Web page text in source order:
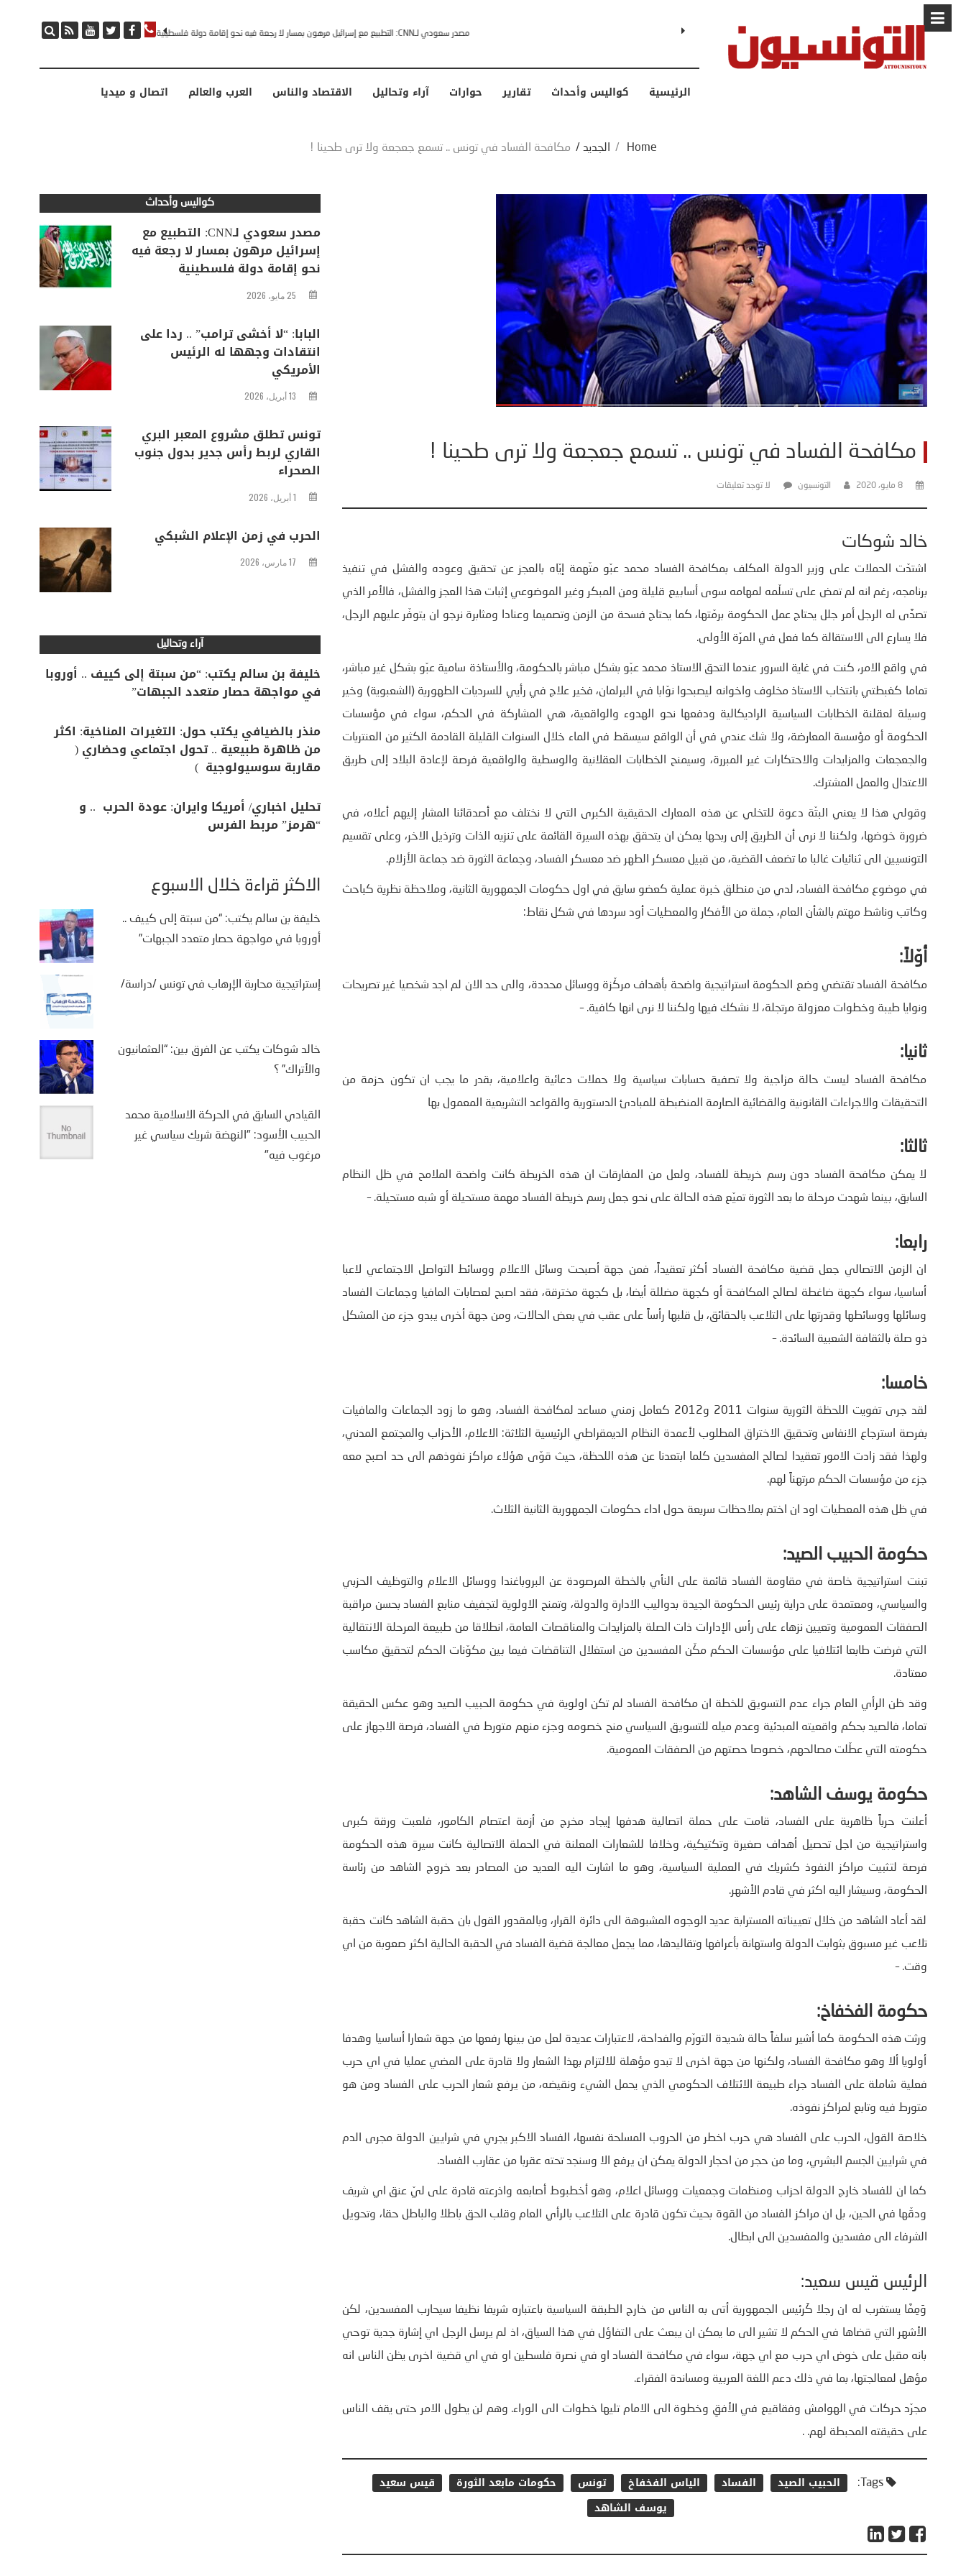
مصدر سعودي لـCNN: التطبيع مع إسرائيل مرهون بمسار لا رجعة فيه نحو إقامة دولة فلسطينية البابا: “لا أخشى ترامب” .. ردا على انتقادات وجهها له الرئيس الأمريكي
الرئيسية كواليس وأحداث تقارير حوارات آراء وتحاليل الاقتصاد والناس العرب والعالم اتصال و ميديا
Home
/ الجديد / مكافحة الفساد في تونس .. تسمع جعجعة ولا ترى طحينا !
مكافحة الفساد في تونس .. تسمع جعجعة ولا ترى طحينا !
8 مايو، 2020 التونسيون لا توجد تعليقات
خالد شوكات
اشتدّت الحملات على وزير الدولة المكلف بمكافحة الفساد محمد عبّو متّهمة إيّاه بالعجز عن تحقيق وعوده والفشل في تنفيذ
برنامجه، رغم انه لم تمض على تسلّمه لمهامه سوى أسابيع قليلة ومن المبكر وغير الموضوعي إثبات هذا العجز والفشل، فالأمر الذي
تصدَّى له الرجل أمر جلل يحتاج عمل الحكومة برمّتها، كما يحتاج فسحة من الزمن وتصميما وعنادا ومثابرة نرجو ان يتوفّر عليهم الرجل،
فلا يسارع الى الاستقالة كما فعل في المرّة الأولى.
في واقع الامر، كنت في غاية السرور عندما التحق الاستاذ محمد عبّو بشكل مباشر بالحكومة، والأستاذة سامية عبّو بشكل غير مباشر،
تماما كغبطتي بانتخاب الاستاذ مخلوف واخوانه ليصبحوا نوّابا في البرلمان، فخير علاج في رأيي للسرديات الطهورية (الشعبوية) وخير
وسيلة لعقلنة الخطابات السياسية الراديكالية ودفعها نحو الهدوء والواقعية، هي المشاركة في الحكم، سواء في مؤسسات
الحكومة أو مؤسسة المعارضة، ولا شك عندي في أن الواقع سيسقط في الماء خلال السنوات القليلة القادمة الكثير من العنتريات
والجعجعات والمزايدات والاحتكارات غير المبررة، وسيمنح الخطابات العقلانية والوسطية والواقعية فرصة لإعادة البلاد إلى طريق
الاعتدال والعمل المشترك.
وقولي هذا لا يعني البتّة دعوة للتخلي عن هذه المعارك الحقيقية الكبرى التي لا نختلف مع أصدقائنا المشار إليهم أعلاه، في
ضرورة خوضها، ولكننا لا نرى أن الطريق إلى ربحها يمكن ان يتحقق بهذه السيرة القائمة على تنزيه الذات وترذيل الاخر، وعلى تقسيم
التونسيين الى ثنائيات غالبا ما تضعف القضية، من قبيل معسكر الطهر ضد معسكر الفساد، وجماعة الثورة ضد جماعة الأزلام.
في موضوع مكافحة الفساد، لدي من منطلق خبرة عملية كعضو سابق في اول حكومات الجمهورية الثانية، وملاحظة نظرية كباحث
وكاتب وناشط مهتم بالشأن العام، جملة من الأفكار والمعطيات أود سردها في شكل نقاط:
أوّلاً:
مكافحة الفساد تقتضي وضع الحكومة استراتيجية واضحة بأهداف مركّزة ووسائل محددة، والى حد الان لم اجد شخصيا غير تصريحات
ونوايا طيبة وخطوات معزولة مرتجلة، لا نشكك فيها ولكننا لا نرى انها كافية. –
ثانيا:
مكافحة الفساد ليست حالة مزاجية ولا تصفية حسابات سياسية ولا حملات دعائية واعلامية، بقدر ما يجب ان تكون حزمة من
التحقيقات والاجراءات القانونية والقضائية الصارمة المنضبطة للمبادئ الدستورية والقواعد التشريعية المعمول بها
ثالثا:
لا يمكن مكافحة الفساد دون رسم خريطة للفساد، ولعل من المفارقات ان هذه الخريطة كانت واضحة الملامح في ظل النظام
السابق، بينما شهدت مرحلة ما بعد الثورة تميّع هذه الحالة على نحو جعل رسم خريطة الفساد مهمة مستحيلة أو شبه مستحيلة. –
رابعا:
ان الزمن الاتصالي جعل قضية مكافحة الفساد أكثر تعقيداً، فمن جهة أصبحت وسائل الاعلام ووسائط التواصل الاجتماعي لاعبا
أساسيا، سواء كجهة ضاغطة لصالح المكافحة أو كجهة مضللة أيضا، بل كجهة مخترقة، فقد اصبح لعصابات المافيا وجماعات الفساد
وسائلها ووسائطها وقدرتها على التلاعب بالحقائق، بل قلبها رأساً على عقب في بعض الحالات، ومن جهة أخرى يبدو جزء من المشكل
ذو صلة بالثقافة الشعبية السائدة. –
خامسا:
لقد جرى تفويت اللحظة الثورية سنوات 2011 و2012 كعامل زمني مساعد لمكافحة الفساد، وهو ما زود الجماعات والمافيات
بفرصة استرجاع الانفاس وتحقيق الاختراق المطلوب لأعمدة النظام الديمقراطي الرئيسية الثلاثة: الاعلام، الأحزاب والمجتمع المدني،
ولهذا فقد زادت الامور تعقيدا لصالح المفسدين كلما ابتعدنا عن هذه اللحظة، حيث قوّى هؤلاء مراكز نفوذهم الى حد اصبح معه
جزء من مؤسسات الحكم مرتهناً لهم.
في ظل هذه المعطيات اود ان اختم بملاحظات سريعة حول اداء حكومات الجمهورية الثانية الثلاث.
حكومة الحبيب الصيد:
تبنت استراتيجية خاصة في مقاومة الفساد قائمة على النأي بالخطة المرصودة عن البروباغندا ووسائل الاعلام والتوظيف الحزبي
والسياسي، ومعتمدة على دراية رئيس الحكومة الجيدة بدواليب الادارة والدولة، وتمنح الاولوية لتجفيف منابع الفساد بحسن مراقبة
الصفقات العمومية وتعيين نزهاء على رأس الإدارات ذات الصلة بالمزايدات والمناقصات العامة، انطلاقا من طبيعة المرحلة الانتقالية
التي فرضت طابعا ائتلافيا على مؤسسات الحكم مكّن المفسدين من استغلال التناقضات فيما بين مكوّنات الحكم لتحقيق مكاسب
معتادة.
وقد ظن الرأي العام جراء عدم التسويق للخطة ان مكافحة الفساد لم تكن اولوية في حكومة الحبيب الصيد وهو عكس الحقيقة
تماما، فالصيد بحكم واقعيته المبدئية وعدم ميله للتسويق السياسي منح خصومه وجزء منهم متورط في الفساد، فرصة الاجهاز على
حكومته التي عطّلت مصالحهم، خصوصا حصتهم من الصفقات العمومية.
حكومة يوسف الشاهد:
أعلنت حرباً ظاهرية على الفساد، قامت على حملة اتصالية هدفها إيجاد مخرج من أزمة اعتصام الكامور، فلعبت ورقة كبرى
واستراتيجية من اجل تحصيل أهداف صغيرة وتكتيكية، وخلافا للشعارات المعلنة في الحملة الاتصالية كانت سيرة هذه الحكومة
فرصة لتثبيت مراكز النفوذ كشريك في العملية السياسية، وهو ما اشارت اليه العديد من المصادر بعد خروج الشاهد من رئاسة
الحكومة، وسيشار اليه اكثر في قادم الأشهر.
لقد أعاد الشاهد من خلال تعييناته المسترابة عديد الوجوه المشبوهة الى دائرة القرار، وبالمقدور القول بان حقبة الشاهد كانت حقبة
تلاعب غير مسبوق بثوابت الدولة واستهانة بأعرافها وتقاليدها، مما يجعل معالجة قضية الفساد في الحقبة الحالية اكثر صعوبة من اي
وقت. –
حكومة الفخفاخ:
ورثت هذه الحكومة كما أشير سلفاً حالة شديدة التورّم والفداحة، لاعتبارات عديدة لعل من بينها رفعها من جهة شعارا أساسيا وهدفا
أولويا ألا وهو مكافحة الفساد، ولكنها من جهة اخرى لا تبدو مؤهلة للالتزام بهذا الشعار ولا قادرة على المضي عمليا في اي حرب
فعلية شاملة على الفساد جراء طبيعة الائتلاف الحكومي الذي يحمل الشيء ونقيضه، من يرفع شعار الحرب على الفساد ومن هو
متورط فيه وتابع لمراكز نفوذه.
خلاصة القول، الحرب على الفساد هي حرب اخطر من الحروب المسلحة نفسها، الفساد الاكبر يجري في شرايين الدولة مجرى الدم
في شرايين الجسم البشري، وما من حجر من احجار الدولة يمكن ان يرفع الا وسنجد تحته عقربا من عقارب الفساد.
كما ان للفساد خارج الدولة احزاب ومنظمات وجمعيات ووسائل اعلام، وهو أخطبوط أصابعه واذرعته قادرة على ليّ عنق اي شريف
ودقّها في الحين، بل ان مراكز الفساد من القوة بحيث تكون قادرة على التلاعب بالرأي العام وقلب الحق باطلا والباطل حقا، وتحويل
الشرفاء الى مفسدين والمفسدين الى ابطال.
الرئيس قيس سعيد:
وَمِمَّا يستغرب له ان رجلا كَرئيس الجمهورية أتى به الناس من خارج الطبقة السياسية باعتباره شريفا نظيفا سيحارب المفسدين، لكن
الأشهر التي قضاها في الحكم لا تشير الى ما يمكن ان يبعث على التفاؤل في هذا السياق، اذ لم يرسل الرجل اي إشارة جدية توحي
بانه مقبل على خوض اي حرب مع اي جهة، سواء في مكافحة الفساد او في نصرة فلسطين او في اي قضية اخرى يظن الناس انه
مؤهل لمعالجتها، بما في ذلك دعم اللغة العربية ومساندة الفقراء.
مجرّد حركات في الهوامش وفقاقيع في الأفقِ وخطوة الى الامام تليها خطوات الى الوراء. وهم لن يطول الامر حتى يقف الناس
على حقيقته المحبطة لهم. .
Tags: الحبيب الصيد الفساد الياس الفخفاخ تونس حكومات مابعد الثورة
قيس سعيد
يوسف الشاهد
كواليس وأحداث
مصدر سعودي لـCNN: التطبيع مع
إسرائيل مرهون بمسار لا رجعة فيه
نحو إقامة دولة فلسطينية
25 مايو، 2026
البابا: “لا أخشى ترامب” .. ردا على
انتقادات وجهها له الرئيس
الأمريكي
13 أبريل، 2026
تونس تطلق مشروع المعبر البري
القاري لربط رأس جدير بدول جنوب
الصحراء
1 أبريل، 2026
الحرب في زمن الإعلام الشبكي
17 مارس، 2026
آراء وتحاليل
خليفة بن سالم يكتب: “من سبتة إلى كييف .. أوروبا
في مواجهة حصار متعدد الجبهات”
منذر بالضيافي يكتب حول: التغيرات المناخية: اكثر
من ظاهرة طبيعية .. تحول اجتماعي وحضاري (
مقاربة سوسيولوجية )
تحليل اخباري/ أمريكا وايران: عودة الحرب .. و
“هرمز” مربط الفرس
الأكثر قراءة خلال الأسبوع
خليفة بن سالم يكتب: “من سبتة إلى كييف ..
أوروبا في مواجهة حصار متعدد الجبهات”
إستراتيجية محاربة الإرهاب في تونس /دراسة/
خالد شوكات يكتب عن الفرق بين: “العثمانيون
والأتراك” ؟
القيادي السابق في الحركة الاسلامية محمد
الحبيب الأسود: "النهضة شريك سياسي غير
مرغوب فيه"